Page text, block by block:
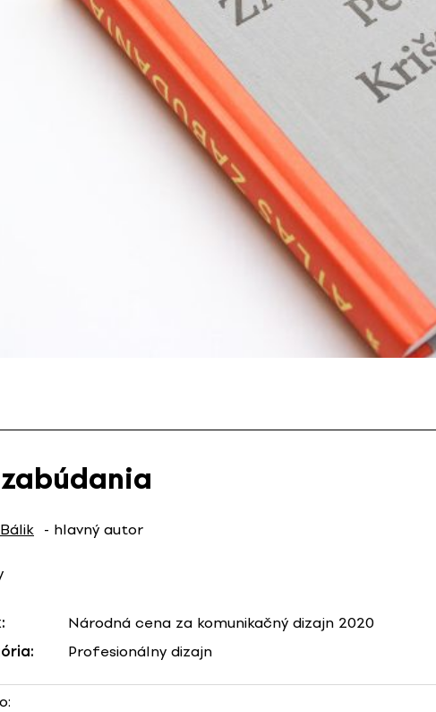
- hlavný autor
Národná cena za komunikačný dizajn 2020
Profesionálny dizajn